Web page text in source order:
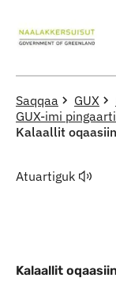
Saqqaa GUX
GUX-imi
Kalaallit
Atuartiguk
Kalaallit